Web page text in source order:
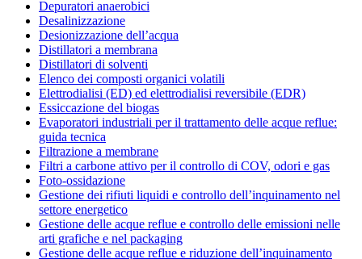
Depuratori anaerobici
Desalinizzazione
Desionizzazione dell’acqua
Distillatori a membrana
Distillatori di solventi
Elenco dei composti organici volatili
Elettrodialisi (ED) ed elettrodialisi reversibile (EDR)
Essiccazione del biogas
Evaporatori industriali per il trattamento delle acque reflue:
guida tecnica
Filtrazione a membrane
Filtri a carbone attivo per il controllo di COV, odori e gas
Foto-ossidazione
Gestione dei rifiuti liquidi e controllo dell’inquinamento nel
settore energetico
Gestione delle acque reflue e controllo delle emissioni nelle
arti grafiche e nel packaging
Gestione delle acque reflue e riduzione dell’inquinamento